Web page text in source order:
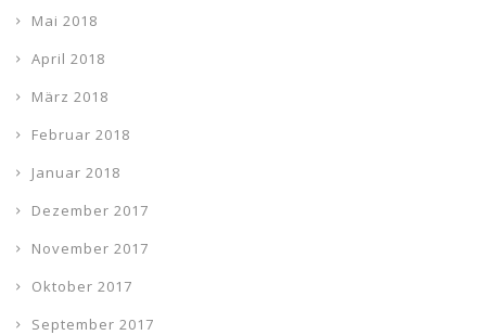
Mai 2018
April 2018
März 2018
Februar 2018
Januar 2018
Dezember 2017
November 2017
Oktober 2017
September 2017